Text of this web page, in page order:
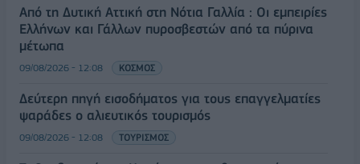
Από τη Δυτική Αττική στη Νότια Γαλλία : Οι εμπειρίες
Ελλήνων και Γάλλων πυροσβεστών από τα πύρινα
μέτωπα
09/08/2026 - 12:08 ΚΟΣΜΟΣ
Δεύτερη πηγή εισοδήματος για τους επαγγελματίες
ψαράδες ο αλιευτικός τουρισμός
09/08/2026 - 12:08 ΤΟΥΡΙΣΜΟΣ